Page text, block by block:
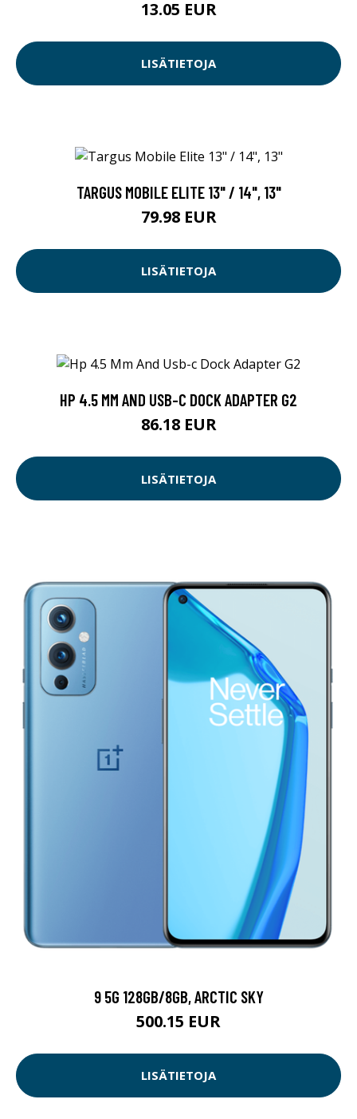
13.05 EUR
LISÄTIETOJA
TARGUS MOBILE ELITE 13" / 14", 13"
79.98 EUR
LISÄTIETOJA
HP 4.5 MM AND USB-C DOCK ADAPTER G2
86.18 EUR
LISÄTIETOJA
9 5G 128GB/8GB, ARCTIC SKY
500.15 EUR
LISÄTIETOJA